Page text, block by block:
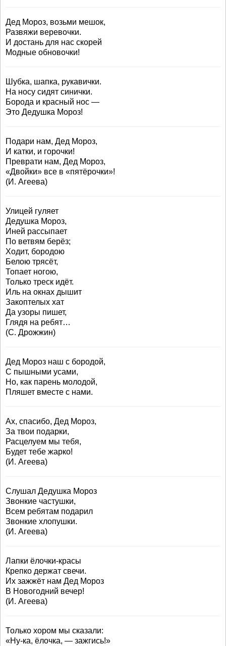
Дед Мороз, возьми мешок,
Развяжи веревочки.
И достань для нас скорей
Модные обновочки!
Шубка, шапка, рукавички.
На носу сидят синички.
Борода и красный нос —
Это Дедушка Мороз!
Подари нам, Дед Мороз,
И катки, и горочки!
Преврати нам, Дед Мороз,
«Двойки» все в «пятёрочки»!
(И. Агеева)
Улицей гуляет
Дедушка Мороз,
Иней рассыпает
По ветвям берёз;
Ходит, бородою
Белою трясёт,
Топает ногою,
Только треск идёт.
Иль на окнах дышит
Закоптелых хат
Да узоры пишет,
Глядя на ребят…
(С. Дрожжин)
Дед Мороз наш с бородой,
С пышными усами,
Но, как парень молодой,
Пляшет вместе с нами.
Ах, спасибо, Дед Мороз,
За твои подарки,
Расцелуем мы тебя,
Будет тебе жарко!
(И. Агеева)
Слушал Дедушка Мороз
Звонкие частушки,
Всем ребятам подарил
Звонкие хлопушки.
(И. Агеева)
Лапки ёлочки-красы
Крепко держат свечи.
Их зажжёт нам Дед Мороз
В Новогодний вечер!
(И. Агеева)
Только хором мы сказали:
«Ну-ка, ёлочка, — зажгись!»